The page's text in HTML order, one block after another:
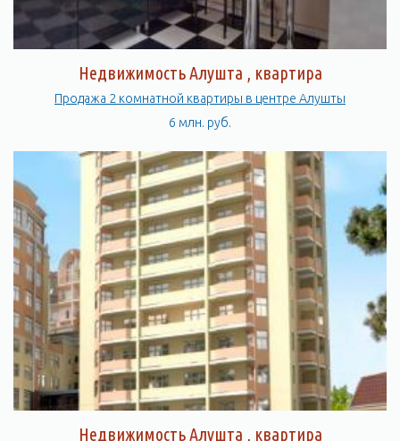
Недвижимость Алушта , квартира
Продажа 2 комнатной квартиры в центре Алушты
6 млн. руб.
Недвижимость Алушта , квартира